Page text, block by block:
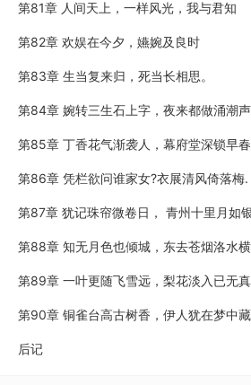
第81章 人间天上，一样风光，我与君知
第82章 欢娱在今夕，嬿婉及良时
第83章 生当复来归，死当长相思。
第84章 婉转三生石上字，夜来都做涌潮声
第85章 丁香花气渐袭人，幕府堂深锁早春
第86章 凭栏欲问谁家女?衣展清风倚落梅.
第87章 犹记珠帘微卷日， 青州十里月如
第88章 知无月色也倾城，东去苍烟洛水横
第89章 一叶更随飞雪远，梨花淡入已无真
第90章 铜雀台高古树香，伊人犹在梦中藏
后记